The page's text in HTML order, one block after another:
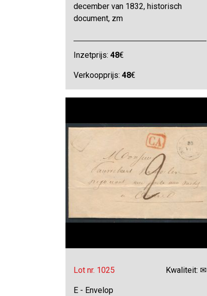
december van 1832, historisch
document, zm
Inzetprijs:48€
Verkoopprijs:48€
Lot nr. 1025 Kwaliteit: ✉
E - Envelop